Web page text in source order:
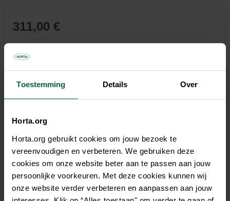
Toestemming Details Over
Horta.org
Horta.org gebruikt cookies om jouw bezoek te
vereenvoudigen en verbeteren. We gebruiken deze
cookies om onze website beter aan te passen aan jouw
persoonlijke voorkeuren. Met deze cookies kunnen wij
onze website verder verbeteren en aanpassen aan jouw
311,00 €
Description
Tonneau de pluie cubique 500L vert sans robinet
Petit encombrement au sol, cette cuve trouve facilement
sa place au jardin ou à la cave